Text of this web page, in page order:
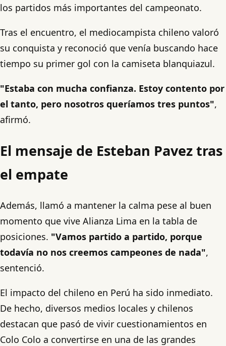
los partidos más importantes del campeonato.
Tras el encuentro, el mediocampista chileno valoró
su conquista y reconoció que venía buscando hace
tiempo su primer gol con la camiseta blanquiazul.
"Estaba con mucha confianza. Estoy contento por
el tanto, pero nosotros queríamos tres puntos",
afirmó.
El mensaje de Esteban Pavez tras
el empate
Además, llamó a mantener la calma pese al buen
momento que vive Alianza Lima en la tabla de
posiciones. "Vamos partido a partido, porque
todavía no nos creemos campeones de nada",
sentenció.
El impacto del chileno en Perú ha sido inmediato.
De hecho, diversos medios locales y chilenos
destacan que pasó de vivir cuestionamientos en
Colo Colo a convertirse en una de las grandes